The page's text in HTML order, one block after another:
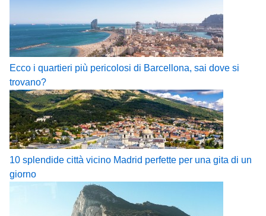
Ecco i quartieri più pericolosi di Barcellona, sai dove si
trovano?
10 splendide città vicino Madrid perfette per una gita di un
giorno